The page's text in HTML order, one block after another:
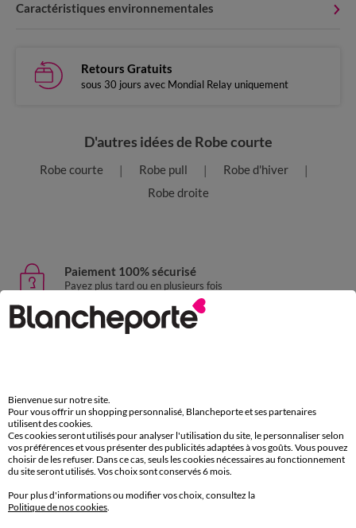
Caractéristiques environnementales
Retours Gratuits
sous 30 jours avec Mondial Relay uniquement
D'autres idées de Robe courte
Robe courte Robe pull
Robe d'hiver
Robe droite
Paiement 100% sécurisé
Payez plus tard ou en plusieurs fois
Livraison express
sous 30 jours avec Mondial Relay uniquement
Service clients
par chat et par téléphone
de 8h00 à 20h00 du lundi au samedi
Bienvenue sur notre site.
Pour vous offrir un shopping personnalisé, Blancheporte et ses partenaires
utilisent des cookies.
Ces cookies seront utilisés pour analyser l'utilisation du site, le personnaliser selon
vos préférences et vous présenter des publicités adaptées à vos goûts. Vous pouvez
choisir de les refuser. Dans ce cas, seuls les cookies nécessaires au fonctionnement
du site seront utilisés. Vos choix sont conservés 6 mois.
Pour plus d'informations ou modifier vos choix, consultez la
Politique de nos cookies